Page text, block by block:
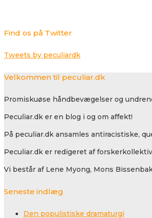
Find os på Twitter
Tweets by peculiardk
Velkommen til peculiar.dk
Promiskuøse håndbevægelser og
Peculiar.dk er en blog i og om affekt!
På peculiar.dk ansamles antiracistiske,
Peculiar.dk er redigeret af
Vi består af Lene Myong, Mons
Seneste indlæg
Den populistiske dramaturgi